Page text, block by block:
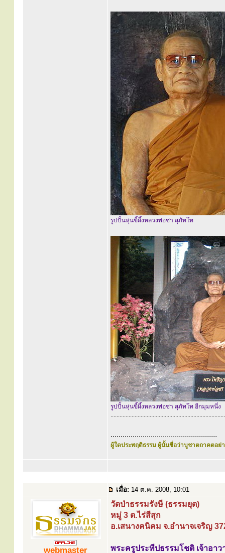
รูปปั้นหุ่นขี้ผึ้งหลวงพ่อชา สุภัทโท
รูปปั้นหุ่นขี้ผึ้งหลวงพ่อชา สุภัทโท อีกมุมหนึ่ง
............................................................................
.....................................................
ผู้ใดประพฤติธรรม ผู้นั้นชื่อว่าบูชาตถาคตอย่า
เมื่อ: 14 ต.ค. 2008, 10:01
webmaster
วัดป่าธรรมรังษี (ธรรมยุต)
หมู่ 3 ต.ไร่สีสุก
อ.เสนางคนิคม จ.อำนาจเจริญ
พระครูประทีปธรรมโชติ เจ้าอาว